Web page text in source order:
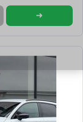
➜